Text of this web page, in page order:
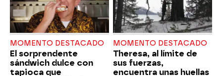
MOMENTO DESTACADO
El sorprendente
sándwich dulce con
tapioca que
MOMENTO DESTACADO
Theresa, al límite de
sus fuerzas,
encuentra unas huellas